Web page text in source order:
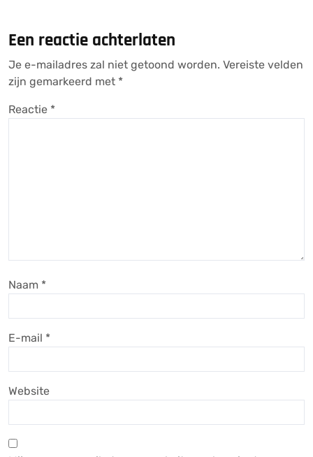
Een reactie achterlaten
Je e-mailadres zal niet getoond worden. Vereiste velden
zijn gemarkeerd met *
Reactie *
Naam *
E-mail *
Website